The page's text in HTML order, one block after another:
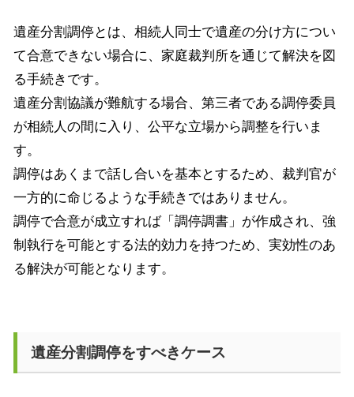
遺産分割調停とは、相続人同士で遺産の分け方につい
て合意できない場合に、家庭裁判所を通じて解決を図
る手続きです。
遺産分割協議が難航する場合、第三者である調停委員
が相続人の間に入り、公平な立場から調整を行いま
す。
調停はあくまで話し合いを基本とするため、裁判官が
一方的に命じるような手続きではありません。
調停で合意が成立すれば「調停調書」が作成され、強
制執行を可能とする法的効力を持つため、実効性のあ
る解決が可能となります。
遺産分割調停をすべきケース